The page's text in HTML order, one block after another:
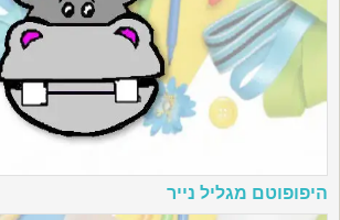
היפופוטם מגליל נייר